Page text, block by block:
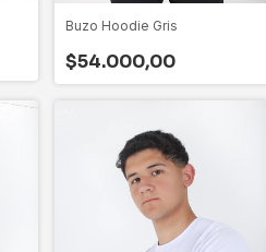
Buzo Hoodie Gris
$54.000,00